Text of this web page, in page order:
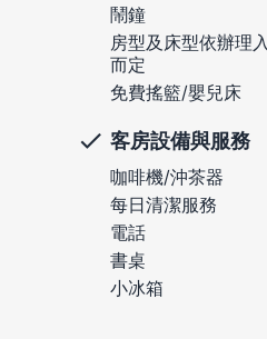
鬧鐘
房型及床型依辦理
而定
免費搖籃/嬰兒床
客房設備與服務
咖啡機/沖茶器
每日清潔服務
電話
書桌
小冰箱